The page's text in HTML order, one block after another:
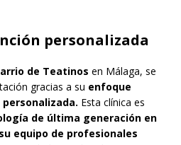
personalizada
de Teatinos en Málaga, se
gracias a su enfoque
Esta clínica es
de última generación en
equipo de profesionales